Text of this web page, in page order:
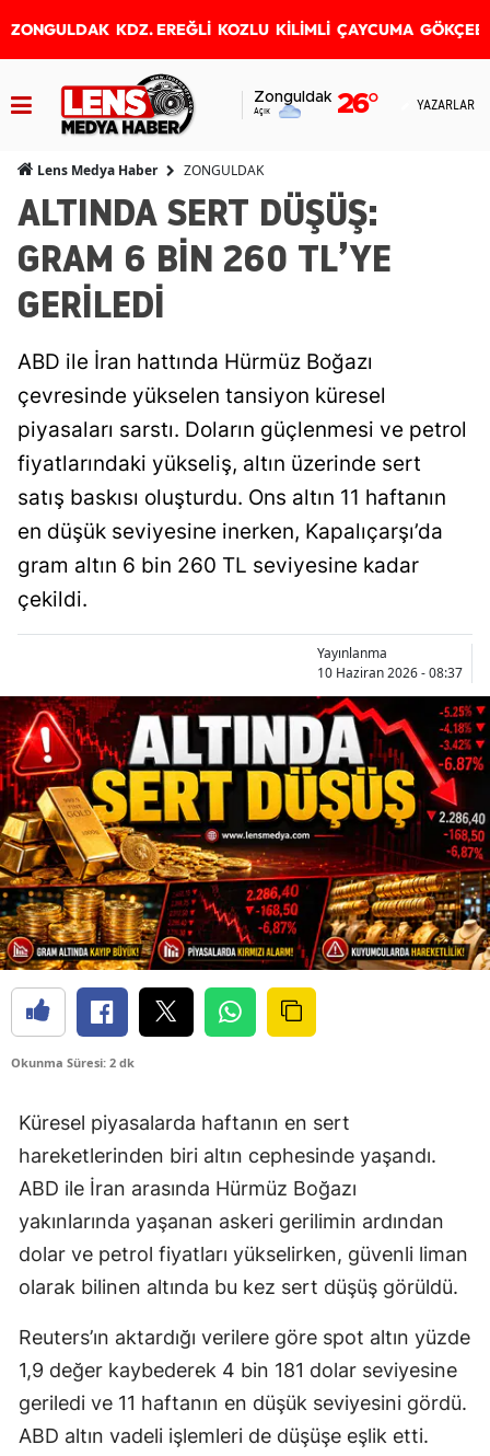
ZONGULDAK KDZ. EREĞLİ KOZLU KİLİMLİ ÇAYCUMA
Zonguldak
Açık 26° YAZARLAR
Lens Medya Haber ZONGULDAK
ALTINDA SERT DÜŞÜŞ:
GRAM 6 BİN 260 TL’YE
GERİLEDİ
ABD ile İran hattında Hürmüz Boğazı
çevresinde yükselen tansiyon küresel
piyasaları sarstı. Doların güçlenmesi ve petrol
fiyatlarındaki yükseliş, altın üzerinde sert
satış baskısı oluşturdu. Ons altın 11 haftanın
en düşük seviyesine inerken, Kapalıçarşı’da
gram altın 6 bin 260 TL seviyesine kadar
çekildi.
Yayınlanma
10 Haziran 2026 - 08:37
Okunma Süresi: 2 dk
Küresel piyasalarda haftanın en sert
hareketlerinden biri altın cephesinde yaşandı.
ABD ile İran arasında Hürmüz Boğazı
yakınlarında yaşanan askeri gerilimin ardından
dolar ve petrol fiyatları yükselirken, güvenli liman
olarak bilinen altında bu kez sert düşüş görüldü.
Reuters’ın aktardığı verilere göre spot altın yüzde
1,9 değer kaybederek 4 bin 181 dolar seviyesine
geriledi ve 11 haftanın en düşük seviyesini gördü.
ABD altın vadeli işlemleri de düşüşe eşlik etti.